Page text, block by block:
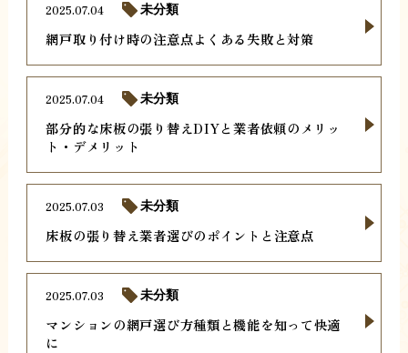
網戸取り付け時の注意点よくある失敗と対策
2025.07.04 未分類
部分的な床板の張り替えDIYと業者依頼のメリッ
ト・デメリット
2025.07.04 未分類
床板の張り替え業者選びのポイントと注意点
2025.07.03 未分類
マンションの網戸選び方種類と機能を知って快適
に
2025.07.03 未分類